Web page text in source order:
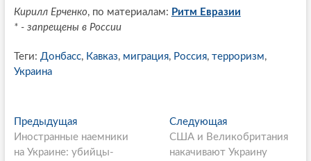
Кирилл Ерченко, по материалам: Ритм Евразии
* - запрещены в России
Теги: Донбасс, Кавказ, миграция, Россия, терроризм,
Украина
P
o
ПредыдущаяП
р
е
Иностранные наемники
на Украине: убийцы-
Следующая
л
е
США и Великобритания
накачивают Украину